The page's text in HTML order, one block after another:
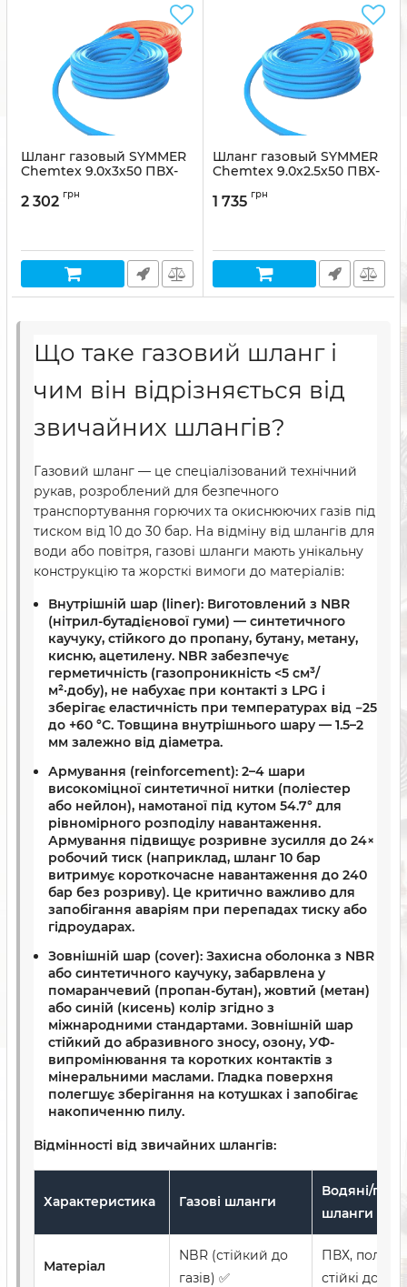
Шланг газовый SYMMER
Chemtex 9.0х3х50 ПВХ-
Артикул:
2 302 грн
Шланг газовый SYMMER
Chemtex 9.0х2.5х50 ПВХ-
Артикул:
1 735 грн
Що таке газовий шланг і
чим він відрізняється від
звичайних шлангів?
Газовий шланг — це спеціалізований технічний
рукав, розроблений для безпечного
транспортування горючих та окиснюючих газів під
тиском від 10 до 30 бар. На відміну від шлангів для
води або повітря, газові шланги мають унікальну
конструкцію та жорсткі вимоги до матеріалів:
Внутрішній шар (liner): Виготовлений з NBR
(нітрил-бутадієнової гуми) — синтетичного
каучуку, стійкого до пропану, бутану, метану,
кисню, ацетилену. NBR забезпечує
герметичність (газопроникність <5 см³/
м²·добу), не набухає при контакті з LPG і
зберігає еластичність при температурах від −25
до +60 °C. Товщина внутрішнього шару — 1.5–2
мм залежно від діаметра.
Армування (reinforcement): 2–4 шари
високоміцної синтетичної нитки (поліестер
або нейлон), намотаної під кутом 54.7° для
рівномірного розподілу навантаження.
Армування підвищує розривне зусилля до 24×
робочий тиск (наприклад, шланг 10 бар
витримує короткочасне навантаження до 240
бар без розриву). Це критично важливо для
запобігання аваріям при перепадах тиску або
гідроударах.
Зовнішній шар (cover): Захисна оболонка з NBR
або синтетичного каучуку, забарвлена у
помаранчевий (пропан-бутан), жовтий (метан)
або синій (кисень) колір згідно з
міжнародними стандартами. Зовнішній шар
стійкий до абразивного зносу, озону, УФ-
випромінювання та коротких контактів з
мінеральними маслами. Гладка поверхня
полегшує зберігання на котушках і запобігає
накопиченню пилу.
Відмінності від звичайних шлангів:
Характеристика Газові шланги
Водяні/
шланги
Матеріал
NBR (стійкий до
газів) ✅
ПВХ,
стійкі до